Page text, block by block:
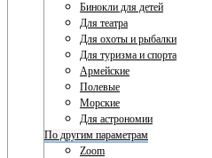
Бинокли для детей
Для театра
Для охоты и рыбалки
Для туризма и спорта
Армейские
Полевые
Морские
Для астрономии
По другим параметрам
Zoom